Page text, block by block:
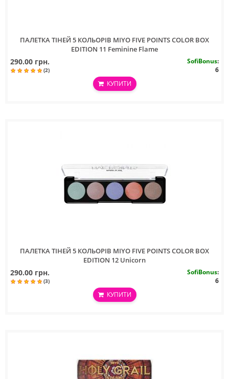
ПАЛЕТКА ТIНЕЙ 5 КОЛЬОРIВ MIYO FIVE POINTS COLOR BOX
EDITION 11 Feminine Flame
290.00 грн.
(2)
SofiBonus:
6
КУПИТИ
ПАЛЕТКА ТIНЕЙ 5 КОЛЬОРIВ MIYO FIVE POINTS COLOR BOX
EDITION 12 Unicorn
290.00 грн.
(3)
SofiBonus:
6
КУПИТИ